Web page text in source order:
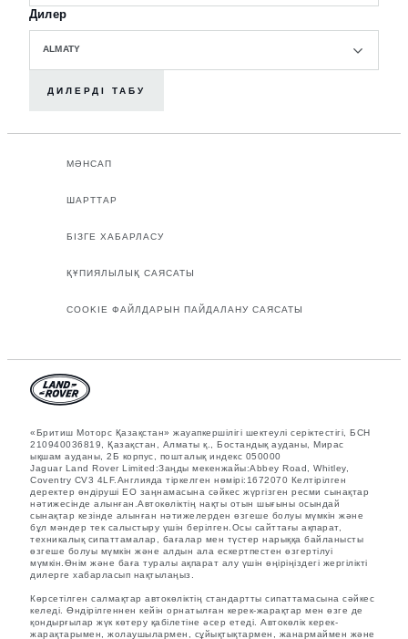
Дилер
ALMATY
ДИЛЕРДІ ТАБУ
МӘНСАП
ШАРТТАР
БІЗГЕ ХАБАРЛАСУ
ҚҰПИЯЛЫЛЫҚ САЯСАТЫ
COOKIE ФАЙЛДАРЫН ПАЙДАЛАНУ САЯСАТЫ
«Бритиш Моторс Қазақстан» жауапкершілігі шектеулі серіктестігі, БСН
210940036819, Қазақстан, Алматы қ., Бостандық ауданы, Мирас
ықшам ауданы, 2Б корпус, пошталық индекс 050000
Jaguar Land Rover Limited:Заңды мекенжайы:Abbey Road, Whitley,
Coventry CV3 4LF.Англияда тіркелген нөмірі:1672070 Келтірілген
деректер өндіруші ЕО заңнамасына сәйкес жүргізген ресми сынақтар
нәтижесінде алынған.Автокөліктің нақты отын шығыны осындай
сынақтар кезінде алынған нәтижелерден өзгеше болуы мүмкін және
бұл мәндер тек салыстыру үшін берілген.Осы сайттағы ақпарат,
техникалық сипаттамалар, бағалар мен түстер нарыққа байланысты
өзгеше болуы мүмкін және алдын ала ескертпестен өзгертілуі
мүмкін.Өнім және баға туралы ақпарат алу үшін өңіріңіздегі жергілікті
дилерге хабарласып нақтылаңыз.
Көрсетілген салмақтар автокөліктің стандартты сипаттамасына сәйкес
келеді. Өндірілгеннен кейін орнатылған керек-жарақтар мен өзге де
қондырғылар жүк көтеру қабілетіне әсер етеді. Автокөлік керек-
жарақтарымен, жолаушылармен, сұйықтықтармен, жанармаймен және